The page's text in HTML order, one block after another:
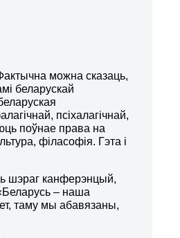
можна сказаць,
беларускай
псіхалагічнай,
поўнае права на
філасофія. Гэта і
шэраг канферэнцый,
– наша
таму мы абавязаны,